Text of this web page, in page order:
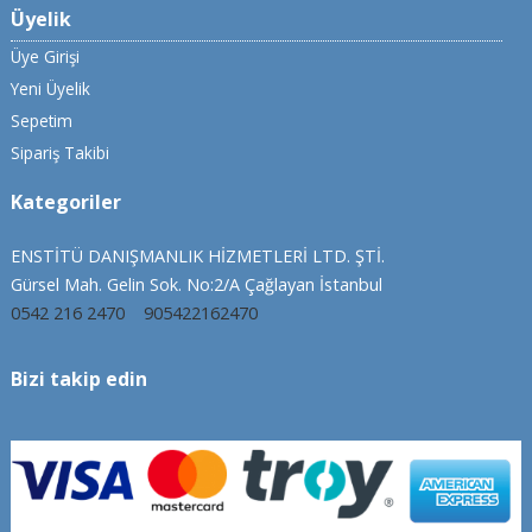
Üyelik
Üye Girişi
Yeni Üyelik
Sepetim
Sipariş Takibi
Kategoriler
ENSTİTÜ DANIŞMANLIK HİZMETLERİ LTD. ŞTİ.
Gürsel Mah. Gelin Sok. No:2/A Çağlayan İstanbul
0542 216 2470
905422162470
Bizi takip edin